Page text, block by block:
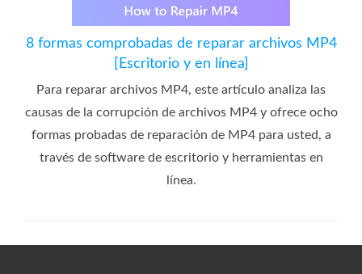
8 formas comprobadas de reparar archivos MP4
[Escritorio y en línea]
Para reparar archivos MP4, este artículo analiza las
causas de la corrupción de archivos MP4 y ofrece ocho
formas probadas de reparación de MP4 para usted, a
través de software de escritorio y herramientas en
línea.